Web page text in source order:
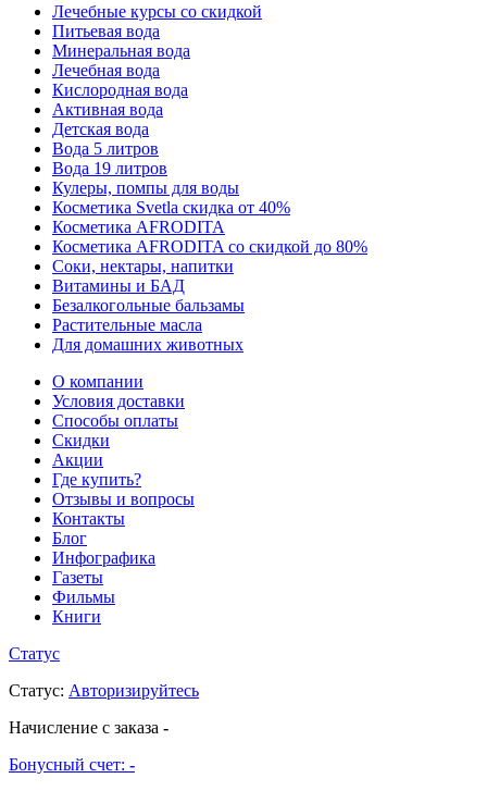
Лечебные курсы со скидкой
Питьевая вода
Минеральная вода
Лечебная вода
Кислородная вода
Активная вода
Детская вода
Вода 5 литров
Вода 19 литров
Кулеры, помпы для воды
Косметика Svetla скидка от 40%
Косметика AFRODITA
Косметика AFRODITA со скидкой до 80%
Соки, нектары, напитки
Витамины и БАД
Безалкогольные бальзамы
Растительные масла
Для домашних животных
О компании
Условия доставки
Способы оплаты
Скидки
Акции
Где купить?
Отзывы и вопросы
Контакты
Блог
Инфографика
Газеты
Фильмы
Книги
Статус
Статус: Авторизируйтесь
Начисление с заказа -
Бонусный счет: -